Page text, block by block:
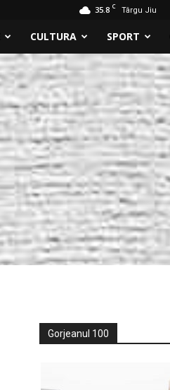
35.8 C Târgu Jiu
CULTURA SPORT
Gorjeanul 100